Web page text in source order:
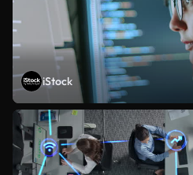
iStock